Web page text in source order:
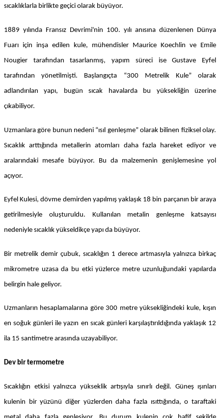
sıcaklıklarla birlikte geçici olarak büyüyor.
1889 yılında Fransız Devrimi'nin 100. yılı anısına düzenlenen Dünya
Fuarı için inşa edilen kule, mühendisler Maurice Koechlin ve Emile
Nougier tarafından tasarlanmış, yapım süreci ise Gustave Eyfel
tarafından yönetilmişti. Başlangıçta “300 Metrelik Kule” olarak
adlandırılan yapı, bugün sıcak havalarda bu yüksekliğin üzerine
çıkabiliyor.
Uzmanlara göre bunun nedeni “ısıl genleşme” olarak bilinen fiziksel olay.
Sıcaklık arttığında metallerin atomları daha fazla hareket ediyor ve
aralarındaki mesafe büyüyor. Bu da malzemenin genişlemesine yol
açıyor.
Eyfel Kulesi, dövme demirden yapılmış yaklaşık 18 bin parçanın bir araya
getirilmesiyle oluşturuldu. Kullanılan metalin genleşme katsayısı
nedeniyle sıcaklık yükseldikçe yapı da büyüyor.
Bir metrelik demir çubuk, sıcaklığın 1 derece artmasıyla yalnızca birkaç
mikrometre uzasa da bu etki yüzlerce metre uzunluğundaki yapılarda
belirgin hale geliyor.
Uzmanların hesaplamalarına göre 300 metre yüksekliğindeki kule, kışın
en soğuk günleri ile yazın en sıcak günleri karşılaştırıldığında yaklaşık 12
ila 15 santimetre arasında uzayabiliyor.
Dev bir termometre
Sıcaklığın etkisi yalnızca yükseklik artışıyla sınırlı değil. Güneş ışınları
kulenin bir yüzünü diğer yüzlerden daha fazla ısıttığında, o taraftaki